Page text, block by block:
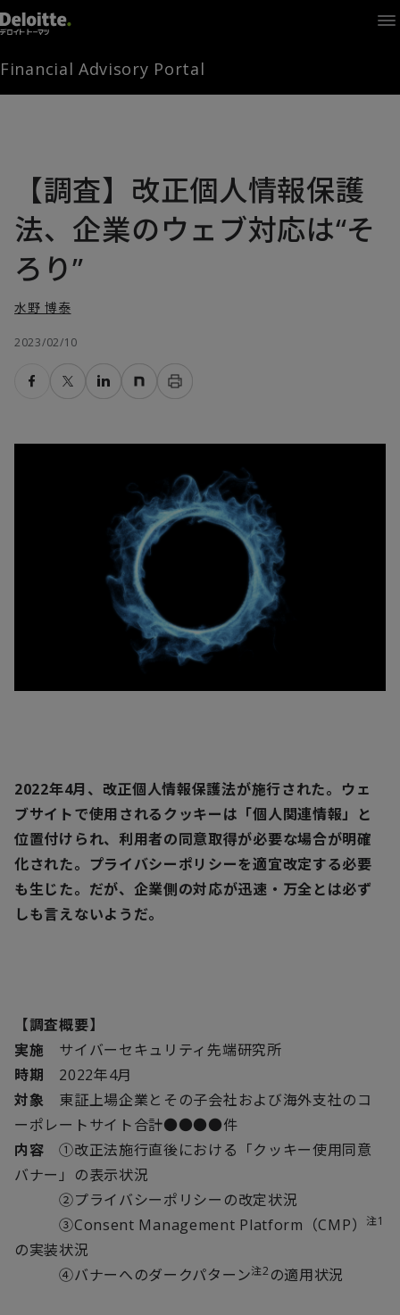
Home
Times
Channel
Library
FA Portal
ログイン
Financial Advisory Portal
【調査】改正個人情報保護
法、企業のウェブ対応は“そ
ろり”
水野 博泰
2023/02/10
2022年4月、改正個人情報保護法が施行された。ウェ
ブサイトで使用されるクッキーは「個人関連情報」と
位置付けられ、利用者の同意取得が必要な場合が明確
化された。プライバシーポリシーを適宜改定する必要
も生じた。だが、企業側の対応が迅速・万全とは必ず
しも言えないようだ。
【調査概要】
実施 サイバーセキュリティ先端研究所
時期 2022年4月
対象 東証上場企業とその子会社および海外支社のコ
ーポレートサイト合計●●●●件
内容①改正法施行直後における「クッキー使用同意
バナー」の表示状況
②プライバシーポリシーの改定状況
③Consent Management Platform（CMP）
注1
の実装状況
④バナーへのダークパターン注2の適用状況